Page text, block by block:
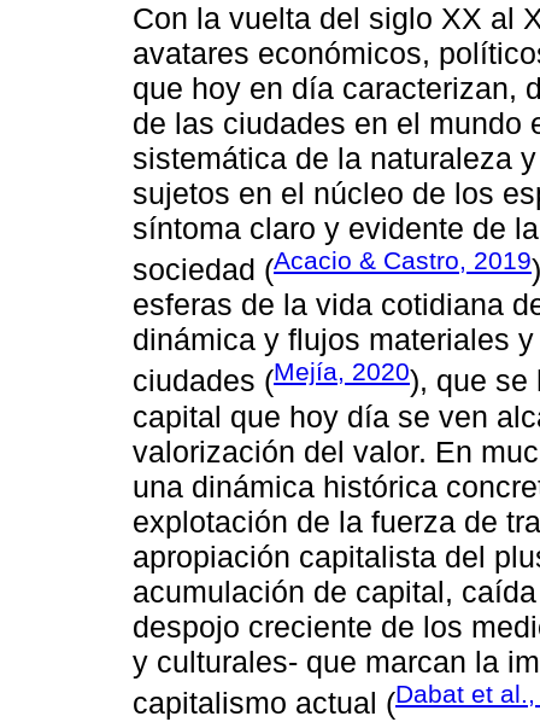
Con la vuelta del siglo XX al
avatares económicos,
que hoy en día caracterizan,
de las ciudades en el mundo
sistemática de la naturaleza
sujetos en el núcleo de los
síntoma claro y evidente de
sociedad (Acacio & Castro, 2019
esferas de la vida cotidiana
dinámica y flujos materiales
ciudades (Mejía, 2020), que se
capital que hoy día se ven
valorización del valor. En
una dinámica histórica
explotación de la fuerza de
apropiación capitalista del
acumulación de capital,
despojo creciente de los
y culturales- que marcan la
capitalismo actual (Dabat et